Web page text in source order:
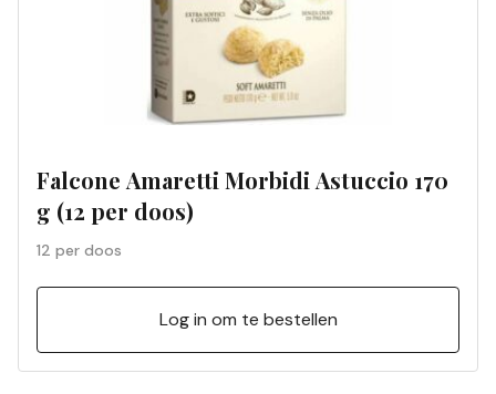
Falcone Amaretti Morbidi Astuccio 170
g (12 per doos)
12 per doos
Log in om te bestellen